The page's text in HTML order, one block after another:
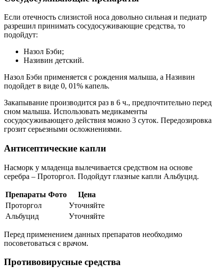
Если отечность слизистой носа довольно сильная и педиатр
разрешил принимать сосудосуживающие средства, то
подойдут:
Назол Бэби;
Називин детский.
Назол Бэби применяется с рождения малыша, а Називин
подойдет в виде 0, 01% капель.
Закапывание производится раз в 6 ч., предпочтительно перед
сном малыша. Использовать медикаменты
сосудосуживающего действия можно 3 суток. Передозировка
грозит серьезными осложнениями.
Антисептические капли
Насморк у младенца вылечивается средством на основе
серебра – Проторгол. Подойдут глазные капли Альбуцид.
Препараты Фото
Цена
Проторгол
Уточняйте
Альбуцид
Уточняйте
Перед применением данных препаратов необходимо
посоветоваться с врачом.
Противовирусные средства